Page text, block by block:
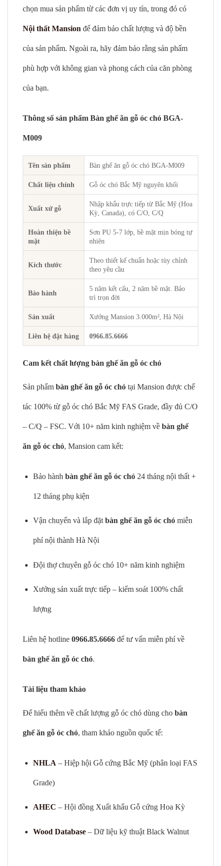
chọn mua sản phẩm từ các đơn vị uy tín, trong đó có
Nội thất Mansion để đảm bảo chất lượng và độ bền
của sản phẩm. Ngoài ra, hãy đảm bảo rằng sản phẩm
phù hợp với không gian và phong cách của căn phòng
của bạn.
Thông số sản phẩm Bàn ghế ăn gỗ óc chó BGA-
M009
Tên sản phẩm Bàn ghế ăn gỗ óc chó BGA-M009
Chất liệu chính Gỗ óc chó Bắc Mỹ nguyên khối
Xuất xứ gỗ
Nhập khẩu trực tiếp từ Bắc Mỹ (Hoa
Kỳ, Canada), có C/O, C/Q
Hoàn thiện bề
mặt
Sơn PU 5-7 lớp, bề mặt mịn bóng tự
nhiên
Kích thước
Theo thiết kế chuẩn hoặc tùy chỉnh
theo yêu cầu
Bảo hành
5 năm kết cấu, 2 năm bề mặt. Bảo
trì trọn đời
Sản xuất Xưởng Mansion 3.000m², Hà Nội
Liên hệ đặt hàng 0966.85.6666
Cam kết chất lượng bàn ghế ăn gỗ óc chó
Sản phẩm bàn ghế ăn gỗ óc chó tại Mansion được chế
tác 100% từ gỗ óc chó Bắc Mỹ FAS Grade, đầy đủ C/O
– C/Q – FSC. Với 10+ năm kinh nghiệm về bàn ghế
ăn gỗ óc chó, Mansion cam kết:
Bảo hành bàn ghế ăn gỗ óc chó24 tháng nội thất +
12 tháng phụ kiện
Vận chuyển và lắp đặt bàn ghế ăn gỗ óc chómiễn
phí nội thành Hà Nội
Đội thợ chuyên gỗ óc chó 10+ năm kinh nghiệm
Xưởng sản xuất trực tiếp – kiểm soát 100% chất
lượng
Liên hệ hotline 0966.85.6666 để tư vấn miễn phí về
bàn ghế ăn gỗ óc chó.
Tài liệu tham khảo
Để hiểu thêm về chất lượng gỗ óc chó dùng cho bàn
ghế ăn gỗ óc chó, tham khảo nguồn quốc tế:
NHLA – Hiệp hội Gỗ cứng Bắc Mỹ (phân loại FAS
Grade)
AHEC – Hội đồng Xuất khẩu Gỗ cứng Hoa Kỳ
Wood Database– Dữ liệu kỹ thuật Black Walnut